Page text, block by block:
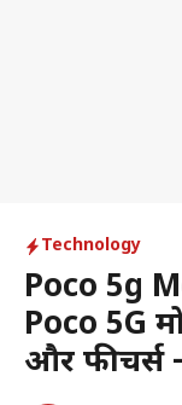
Technology
Poco 5g
Poco 5G
और